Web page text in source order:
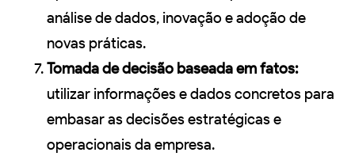
análise de dados, inovação e adoção de
novas práticas.
Tomada de decisão baseada em fatos:
utilizar informações e dados concretos para
embasar as decisões estratégicas e
operacionais da empresa.